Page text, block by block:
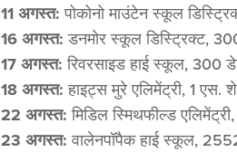
11 अगस्त: पोकोनो माउंटेन स्कूल
16 अगस्त: डनमोर स्कूल डिस्ट्रिक्ट,
17 अगस्त: रिवरसाइड हाई स्कूल, 300
18 अगस्त: हाइट्स मुरे एलिमेंट्री, 1
22 अगस्त: मिडिल स्मिथफील्ड
23 अगस्त: वालेनपॉपैक हाई स्कूल,